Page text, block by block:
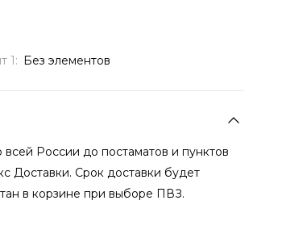
1: Без элементов
России до постаматов и пунктов
Доставки. Срок доставки будет
в корзине при выборе ПВЗ.